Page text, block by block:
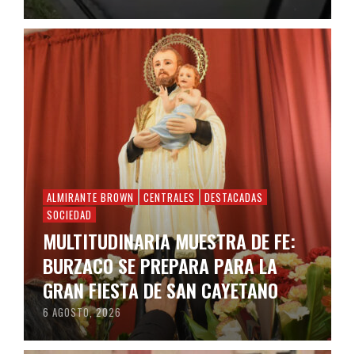
ALMIRANTE BROWN CENTRALES
DESTACADAS
SOCIEDAD
MULTITUDINARIA MUESTRA DE FE:
BURZACO SE PREPARA PARA LA
GRAN FIESTA DE SAN CAYETANO
6 AGOSTO, 2026